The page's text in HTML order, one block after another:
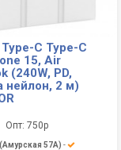
C Type-C
15, Air
(240W, PD,
нейлон, 2 м)
Опт: 750р
57А) -